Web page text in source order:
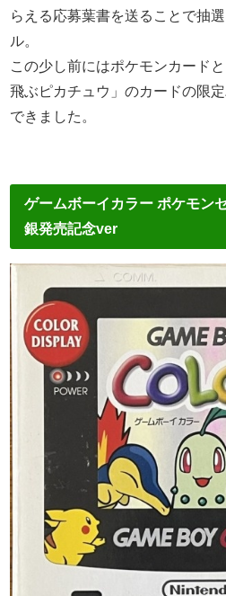
らえる応募葉書を送ることで抽
ル。
この少し前にはポケモンカード
飛ぶピカチュウ」のカードの限
できました。
ゲームボーイカラー ポケモン
銀発売記念ver